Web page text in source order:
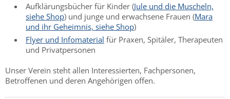
Aufklärungsbücher für Kinder (Jule und die Muscheln,
siehe Shop) und junge und erwachsene Frauen (Mara
und ihr Geheimnis, siehe Shop)
Flyer und Infomaterial für Praxen, Spitäler, Therapeuten
und Privatpersonen
Unser Verein steht allen Interessierten, Fachpersonen,
Betroffenen und deren Angehörigen offen.